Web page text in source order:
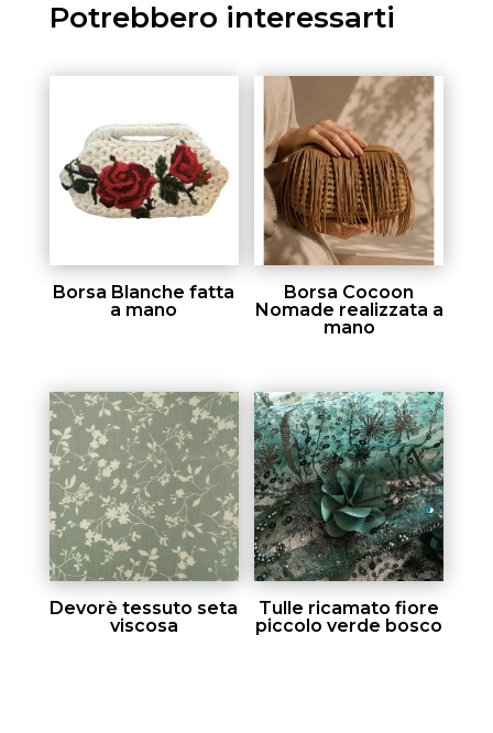
Potrebbero interessarti
Borsa Blanche fatta
a mano
Borsa Cocoon
Nomade realizzata a
mano
Devorè tessuto seta
viscosa
Tulle ricamato fiore
piccolo verde bosco